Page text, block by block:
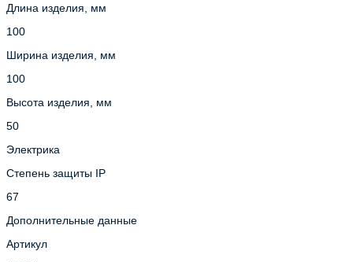
Длина изделия, мм
100
Ширина изделия, мм
100
Высота изделия, мм
50
Электрика
Степень защиты IP
67
Дополнительные данные
Артикул